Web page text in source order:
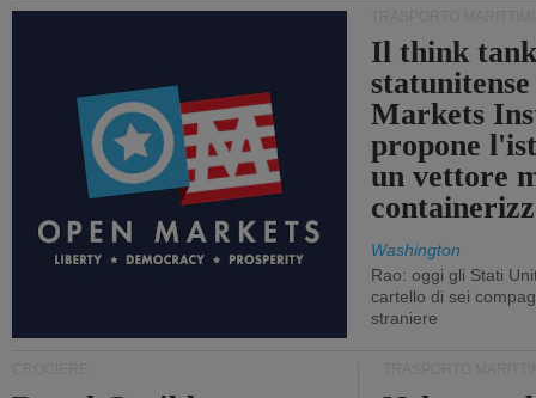
Il think
Markets
propone
un vettore
Washington
Rao: oggi gli Stati
cartello di sei
straniere